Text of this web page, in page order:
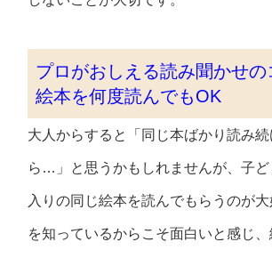
プロがおしえる読み聞かせ
絵本を何度読んでもOK
大人からすると「同じ本ばかり読み
ら…」と思うかもしれませんが、子
入りの同じ絵本を読んでもらうのが
を知っているからこそ面白いと感じ